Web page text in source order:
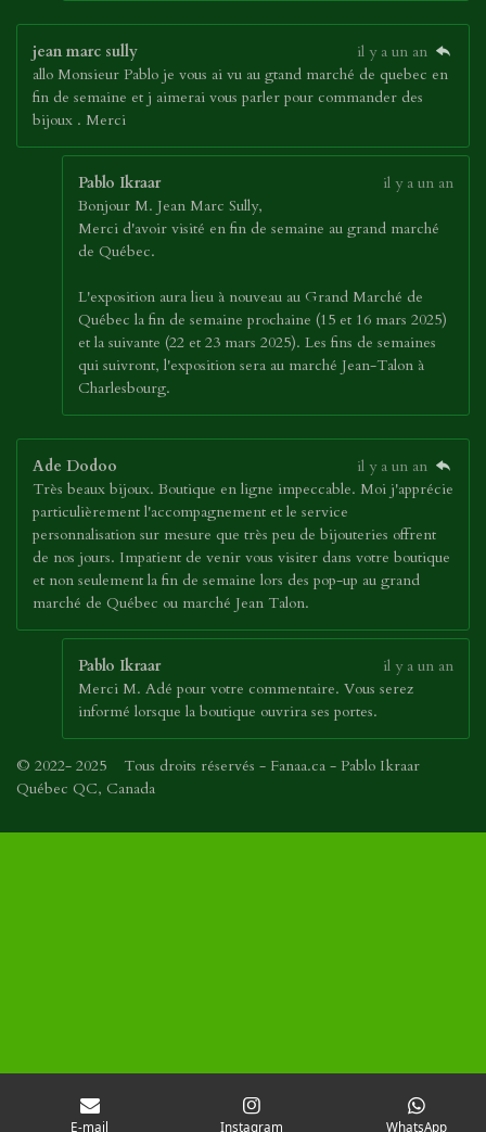
jean marc sully
il y a un an
allo Monsieur Pablo je vous ai vu au gtand marché de quebec en
fin de semaine et j aimerai vous parler pour commander des
bijoux . Merci
Pablo Ikraar
il y a un an
Bonjour M. Jean Marc Sully,
Merci d'avoir visité en fin de semaine au grand marché
de Québec.
L'exposition aura lieu à nouveau au Grand Marché de
Québec la fin de semaine prochaine (15 et 16 mars 2025)
et la suivante (22 et 23 mars 2025). Les fins de semaines
qui suivront, l'exposition sera au marché Jean-Talon à
Charlesbourg.
Ade Dodoo
il y a un an
Très beaux bijoux. Boutique en ligne impeccable. Moi j'apprécie
particulièrement l'accompagnement et le service
personnalisation sur mesure que très peu de bijouteries offrent
de nos jours. Impatient de venir vous visiter dans votre boutique
et non seulement la fin de semaine lors des pop-up au grand
marché de Québec ou marché Jean Talon.
Pablo Ikraar
il y a un an
Merci M. Adé pour votre commentaire. Vous serez
informé lorsque la boutique ouvrira ses portes.
© 2022- 2025 Tous droits réservés - Fanaa.ca - Pablo Ikraar
Québec QC, Canada
E-mail Instagram WhatsApp